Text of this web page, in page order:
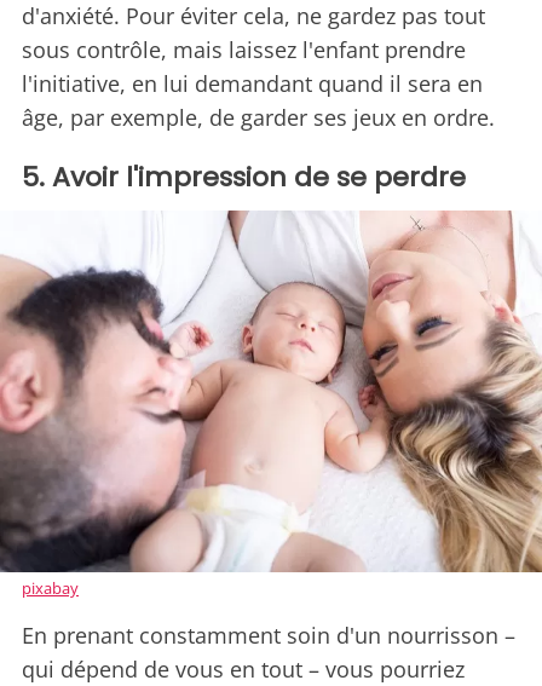
d'anxiété. Pour éviter cela, ne gardez pas tout
sous contrôle, mais laissez l'enfant prendre
l'initiative, en lui demandant quand il sera en
âge, par exemple, de garder ses jeux en ordre.
5. Avoir l'impression de se perdre
pixabay
En prenant constamment soin d'un nourrisson –
qui dépend de vous en tout – vous pourriez